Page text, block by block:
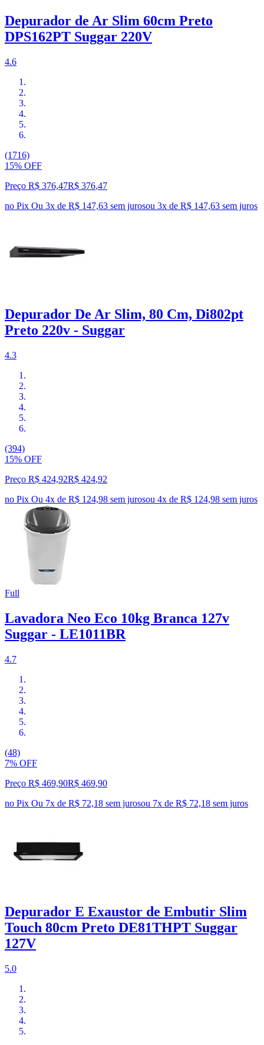
Depurador de Ar Slim 60cm Preto
DPS162PT Suggar 220V
4.6
(1716)
15% OFF
Preço R$ 376,47R$ 376,47
no Pix Ou 3x de R$ 147,63 sem jurosou 3x de R$ 147,63 sem juros
Depurador De Ar Slim, 80 Cm, Di802pt
Preto 220v - Suggar
4.3
(394)
15% OFF
Preço R$ 424,92R$ 424,92
no Pix Ou 4x de R$ 124,98 sem jurosou 4x de R$ 124,98 sem juros
Full
Lavadora Neo Eco 10kg Branca 127v
Suggar - LE1011BR
4.7
(48)
7% OFF
Preço R$ 469,90R$ 469,90
no Pix Ou 7x de R$ 72,18 sem jurosou 7x de R$ 72,18 sem juros
Depurador E Exaustor de Embutir Slim
Touch 80cm Preto DE81THPT Suggar
127V
5.0